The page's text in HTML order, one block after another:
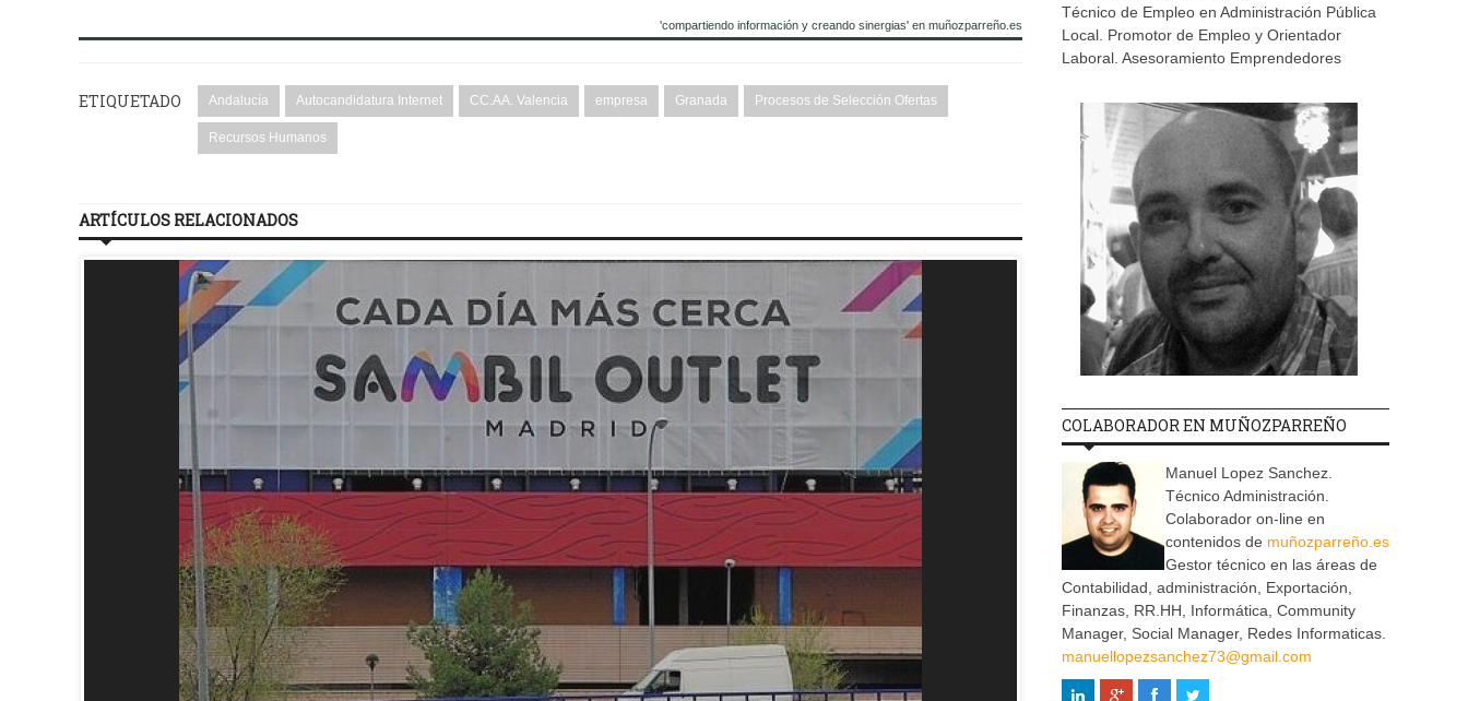
'compartiendo información y creando sinergias' en muñozparreño.es
ETIQUETADO Andalucía Autocandidatura Internet CC.AA. Valencia empresa Granada Procesos de Selección Ofertas
Recursos Humanos
ARTÍCULOS RELACIONADOS
Técnico de Empleo en Administración Pública
Local. Promotor de Empleo y Orientador
Laboral. Asesoramiento Emprendedores
COLABORADOR EN MUÑOZPARREÑO
Manuel Lopez Sanchez.
Técnico Administración.
Colaborador on-line en
contenidos de muñozparreño.es
Gestor técnico en las áreas de
Contabilidad, administración, Exportación,
Finanzas, RR.HH, Informática, Community
Manager, Social Manager, Redes Informaticas.
manuellopezsanchez73@gmail.com